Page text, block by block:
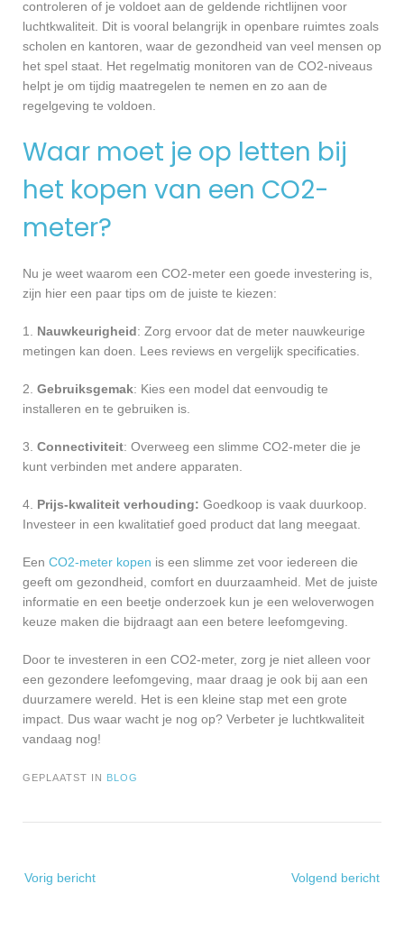
controleren of je voldoet aan de geldende richtlijnen voor
luchtkwaliteit. Dit is vooral belangrijk in openbare ruimtes zoals
scholen en kantoren, waar de gezondheid van veel mensen op
het spel staat. Het regelmatig monitoren van de CO2-niveaus
helpt je om tijdig maatregelen te nemen en zo aan de
regelgeving te voldoen.
Waar moet je op letten bij
het kopen van een CO2-
meter?
Nu je weet waarom een CO2-meter een goede investering is,
zijn hier een paar tips om de juiste te kiezen:
1. Nauwkeurigheid: Zorg ervoor dat de meter nauwkeurige
metingen kan doen. Lees reviews en vergelijk specificaties.
2. Gebruiksgemak: Kies een model dat eenvoudig te
installeren en te gebruiken is.
3. Connectiviteit: Overweeg een slimme CO2-meter die je
kunt verbinden met andere apparaten.
4. Prijs-kwaliteit verhouding: Goedkoop is vaak duurkoop.
Investeer in een kwalitatief goed product dat lang meegaat.
Een CO2-meter kopen is een slimme zet voor iedereen die
geeft om gezondheid, comfort en duurzaamheid. Met de juiste
informatie en een beetje onderzoek kun je een weloverwogen
keuze maken die bijdraagt aan een betere leefomgeving.
Door te investeren in een CO2-meter, zorg je niet alleen voor
een gezondere leefomgeving, maar draag je ook bij aan een
duurzamere wereld. Het is een kleine stap met een grote
impact. Dus waar wacht je nog op? Verbeter je luchtkwaliteit
vandaag nog!
GEPLAATST IN BLOG
navigatie
Vorig bericht Volgend bericht